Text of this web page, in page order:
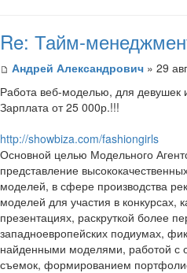
Re: Тайм-
Андрей Александрович » 29
Работа веб-моделью, для
Зарплата от 25 000р.!!!
http://showbiza.com/fashiongirls
Основной целью Модельного
представление
моделей, в сфере производства
моделей для участия в конкурсах,
презентациях, раскруткой более
западноевропейских подиумах,
найденными моделями, работой с
съемок, формированием